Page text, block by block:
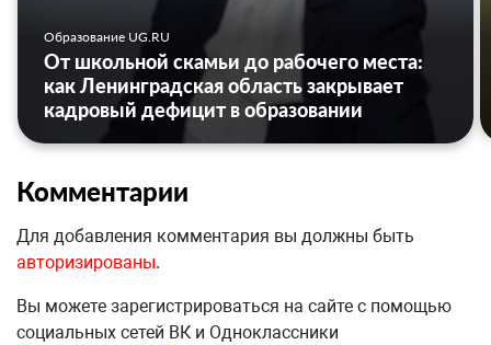
Образование UG.RU
От школьной скамьи до рабочего места:
как Ленинградская область закрывает
кадровый дефицит в образовании
Комментарии
Для добавления комментария вы должны быть
авторизированы.
Вы можете зарегистрироваться на сайте с помощью
социальных сетей ВК и Одноклассники